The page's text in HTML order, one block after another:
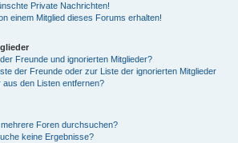
d
e
o
Private Nachrichten!
einem Mitglied dieses Forums erhalten!
Freunde und ignorierten Mitglieder?
der Freunde oder zur Liste der ignorierten Mitglieder
aus den Listen entfernen?
Foren durchsuchen?
keine Ergebnisse?